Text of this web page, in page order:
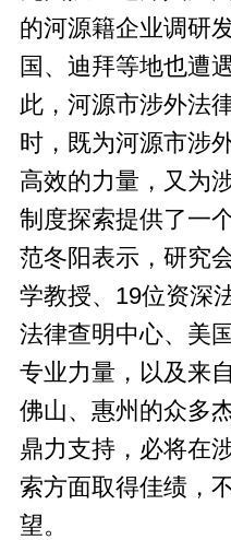
的河源籍企业调研
国、迪拜等地也遭
此，河源市涉外法
时，既为河源市涉
高效的力量，又为
制度探索提供了一
范冬阳表示，研究
学教授、19位资深
法律查明中心、美
专业力量，以及来
佛山、惠州的众多
鼎力支持，必将在
索方面取得佳绩，
望。